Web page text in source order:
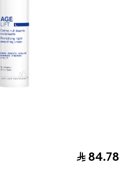
كريم تنعيم ليلي مجدد للبشرة
84.78